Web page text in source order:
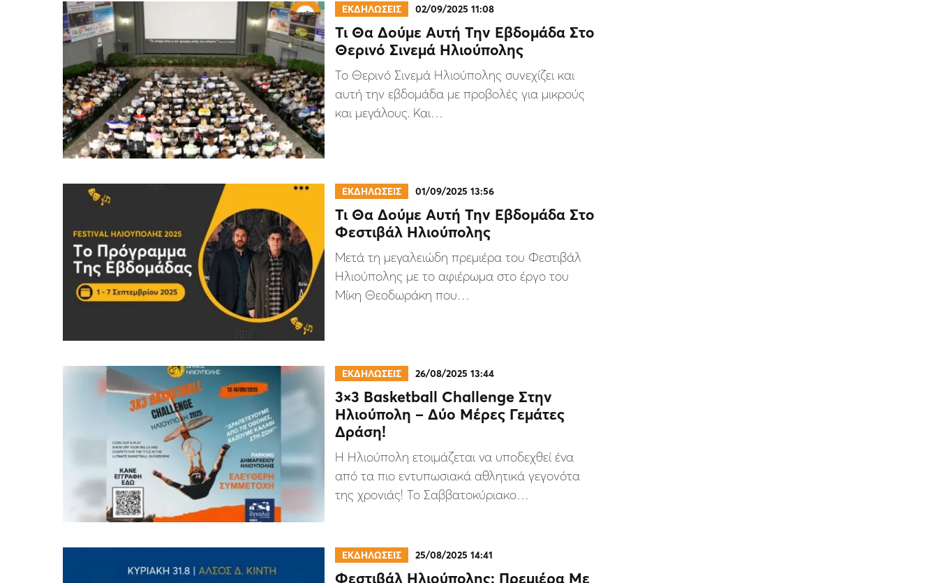
ΕΚΔΗΛΩΣΕΙΣ 02/09/2025 11:08
Τι Θα Δούμε Αυτή Την Εβδομάδα Στο
Θερινό Σινεμά Ηλιούπολης
Το Θερινό Σινεμά Ηλιούπολης συνεχίζει και
αυτή την εβδομάδα με προβολές για μικρούς
και μεγάλους. Και…
ΕΚΔΗΛΩΣΕΙΣ 01/09/2025 13:56
Τι Θα Δούμε Αυτή Την Εβδομάδα Στο
Φεστιβάλ Ηλιούπολης
Μετά τη μεγαλειώδη πρεμιέρα του Φεστιβάλ
Ηλιούπολης με το αφιέρωμα στο έργο του
Μίκη Θεοδωράκη που…
ΕΚΔΗΛΩΣΕΙΣ 26/08/2025 13:44
3×3 Basketball Challenge Στην
Ηλιούπολη – Δύο Μέρες Γεμάτες
Δράση!
Η Ηλιούπολη ετοιμάζεται να υποδεχθεί ένα
από τα πιο εντυπωσιακά αθλητικά γεγονότα
της χρονιάς! Το Σαββατοκύριακο…
ΕΚΔΗΛΩΣΕΙΣ 25/08/2025 14:41
Φεστιβάλ Ηλιούπολης: Πρεμιέρα Με